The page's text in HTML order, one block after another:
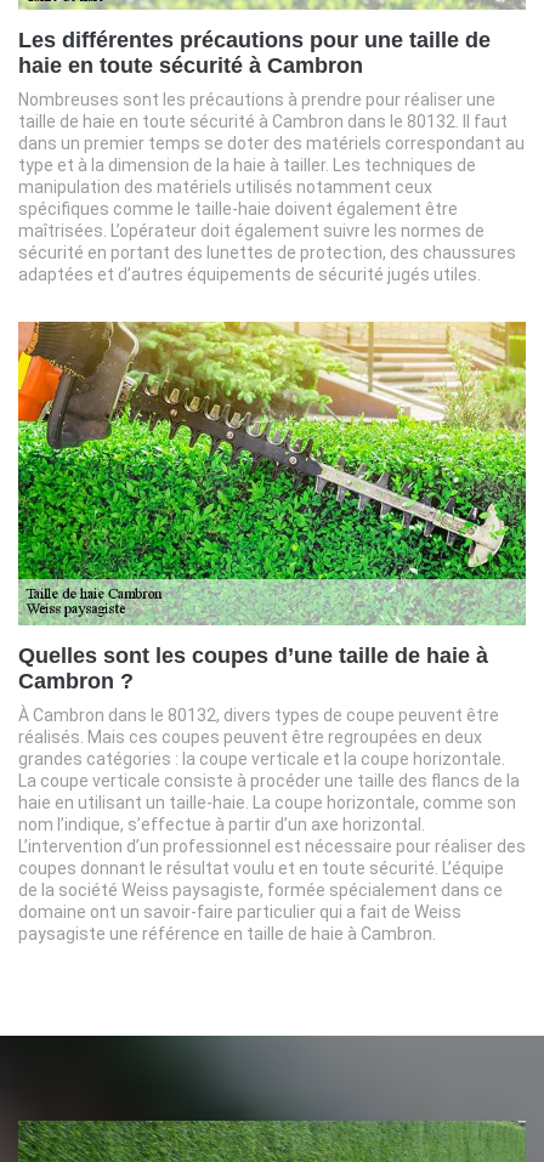
Les différentes précautions pour une taille de
haie en toute sécurité à Cambron
Nombreuses sont les précautions à prendre pour réaliser une
taille de haie en toute sécurité à Cambron dans le 80132. Il faut
dans un premier temps se doter des matériels correspondant au
type et à la dimension de la haie à tailler. Les techniques de
manipulation des matériels utilisés notamment ceux
spécifiques comme le taille-haie doivent également être
maîtrisées. L’opérateur doit également suivre les normes de
sécurité en portant des lunettes de protection, des chaussures
adaptées et d’autres équipements de sécurité jugés utiles.
Quelles sont les coupes d’une taille de haie à
Cambron ?
À Cambron dans le 80132, divers types de coupe peuvent être
réalisés. Mais ces coupes peuvent être regroupées en deux
grandes catégories : la coupe verticale et la coupe horizontale.
La coupe verticale consiste à procéder une taille des flancs de la
haie en utilisant un taille-haie. La coupe horizontale, comme son
nom l’indique, s’effectue à partir d’un axe horizontal.
L’intervention d’un professionnel est nécessaire pour réaliser des
coupes donnant le résultat voulu et en toute sécurité. L’équipe
de la société Weiss paysagiste, formée spécialement dans ce
domaine ont un savoir-faire particulier qui a fait de Weiss
paysagiste une référence en taille de haie à Cambron.